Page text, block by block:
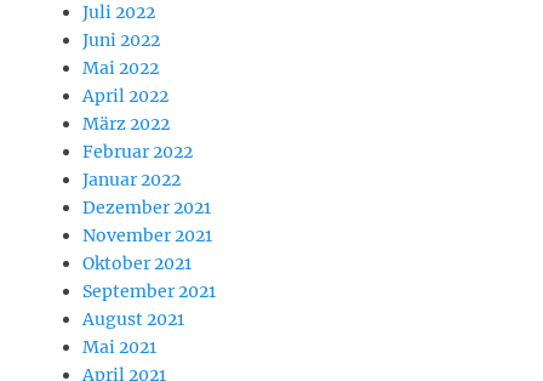
Juli 2022
Juni 2022
Mai 2022
April 2022
März 2022
Februar 2022
Januar 2022
Dezember 2021
November 2021
Oktober 2021
September 2021
August 2021
Mai 2021
April 2021